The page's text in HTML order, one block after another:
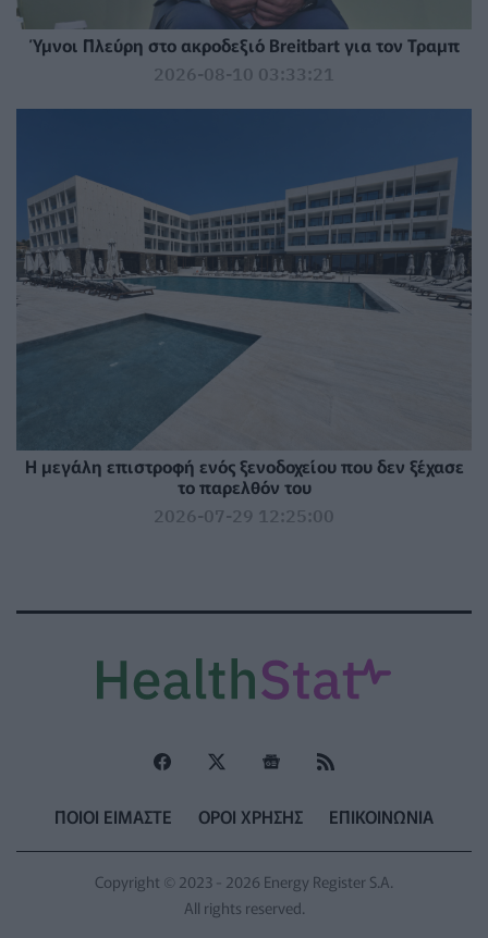
Ύμνοι Πλεύρη στο ακροδεξιό Breitbart για τον Τραμπ
2026-08-10 03:33:21
Η μεγάλη επιστροφή ενός ξενοδοχείου που δεν ξέχασε
το παρελθόν του
2026-07-29 12:25:00
ΠΟΙΟΙ ΕΙΜΑΣΤΕ ΟΡΟΙ ΧΡΗΣΗΣ ΕΠΙΚΟΙΝΩΝΙΑ
Copyright © 2023 - 2026 Energy Register S.A.
All rights reserved.